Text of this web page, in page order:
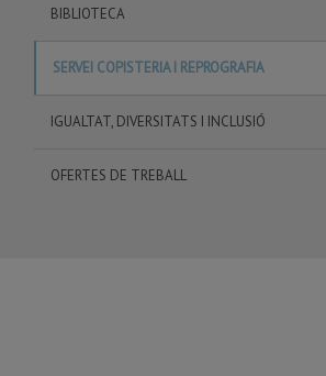
BIBLIOTECA
SERVEI COPISTERIA I REPROGRAFIA
IGUALTAT, DIVERSITATS I INCLUSIÓ
OFERTES DE TREBALL